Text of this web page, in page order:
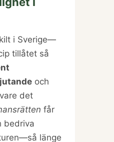
i Sverige—
tillåtet så
och
det
får
bedriva
länge